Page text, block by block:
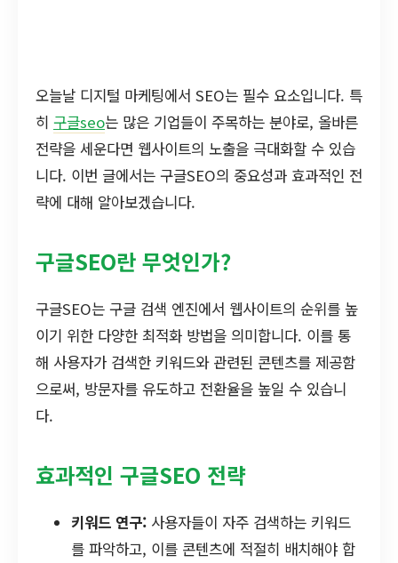
오늘날 디지털 마케팅에서 SEO는 필수 요소입니다. 특
히 구글seo는 많은 기업들이 주목하는 분야로, 올바른
전략을 세운다면 웹사이트의 노출을 극대화할 수 있습
니다. 이번 글에서는 구글SEO의 중요성과 효과적인 전
략에 대해 알아보겠습니다.
구글SEO란 무엇인가?
구글SEO는 구글 검색 엔진에서 웹사이트의 순위를 높
이기 위한 다양한 최적화 방법을 의미합니다. 이를 통
해 사용자가 검색한 키워드와 관련된 콘텐츠를 제공함
으로써, 방문자를 유도하고 전환율을 높일 수 있습니
다.
효과적인 구글SEO 전략
키워드 연구: 사용자들이 자주 검색하는 키워드
를 파악하고, 이를 콘텐츠에 적절히 배치해야 합